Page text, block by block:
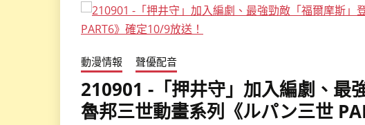
動漫情報 聲優配音
210901 -「押井守」加入編劇、最
魯邦三世動畫系列《ルパン三世